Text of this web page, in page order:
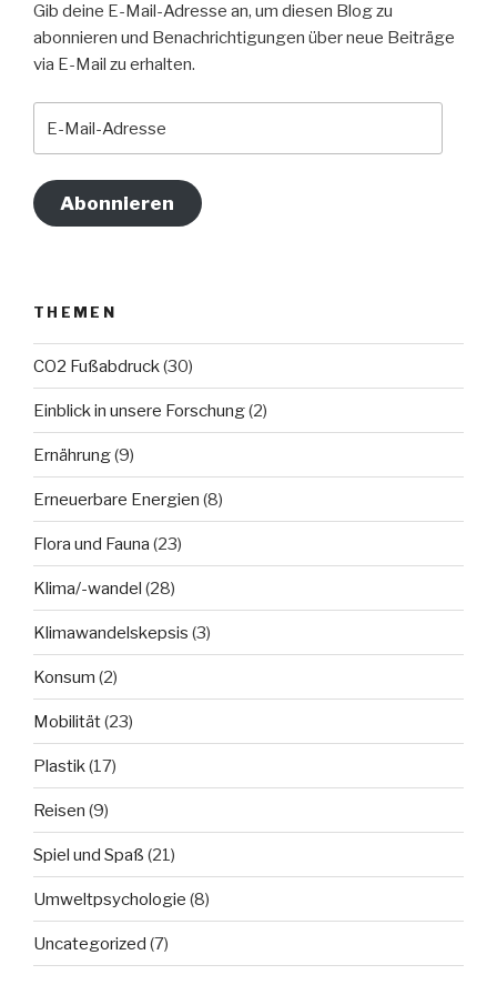
Gib deine E-Mail-Adresse an, um diesen Blog zu
abonnieren und Benachrichtigungen über neue Beiträge
via E-Mail zu erhalten.
Mail-
Abonnieren
THEMEN
CO2 Fußabdruck (30)
Einblick in unsere Forschung(2)
Ernährung(9)
Erneuerbare Energien (8)
Flora und Fauna (23)
Klima/-wandel (28)
Klimawandelskepsis (3)
Konsum (2)
Mobilität(23)
Plastik (17)
Reisen (9)
Spiel und Spaß (21)
Umweltpsychologie (8)
Uncategorized (7)